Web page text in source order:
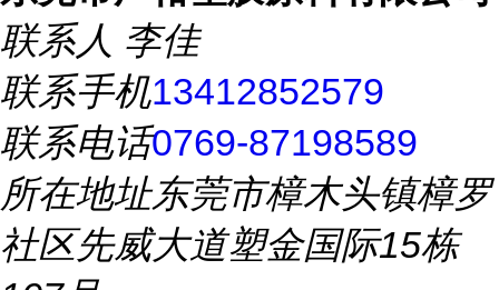
联系人 李佳
联系手机13412852579
联系电话0769-87198589
所在地址东莞市樟木头镇樟罗
社区先威大道塑金国际15栋